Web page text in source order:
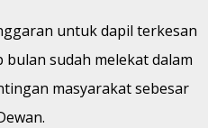
untuk dapil terkesan
sudah melekat dalam
masyarakat sebesar